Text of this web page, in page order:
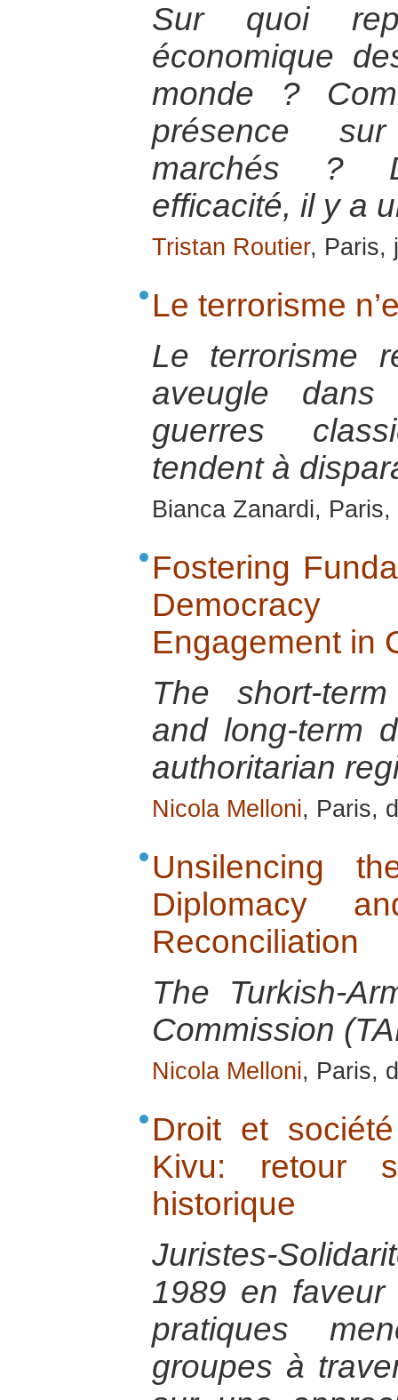
Sur quoi
économique
monde ?
présence
marchés ?
efficacité, il y a
Tristan Routier, Paris,
Le terrorisme
Le terrorisme
aveugle
guerres
tendent à
Bianca Zanardi,
Fostering
Engagement in
The short-
and long-term
authoritarian
Nicola Melloni, Paris,
Unsilencing
Diplomacy
Reconciliation
The Turkish-
Commission
Nicola Melloni, Paris,
Droit et
Kivu: retour
historique
Juristes-
1989 en faveur
pratiques
groupes à